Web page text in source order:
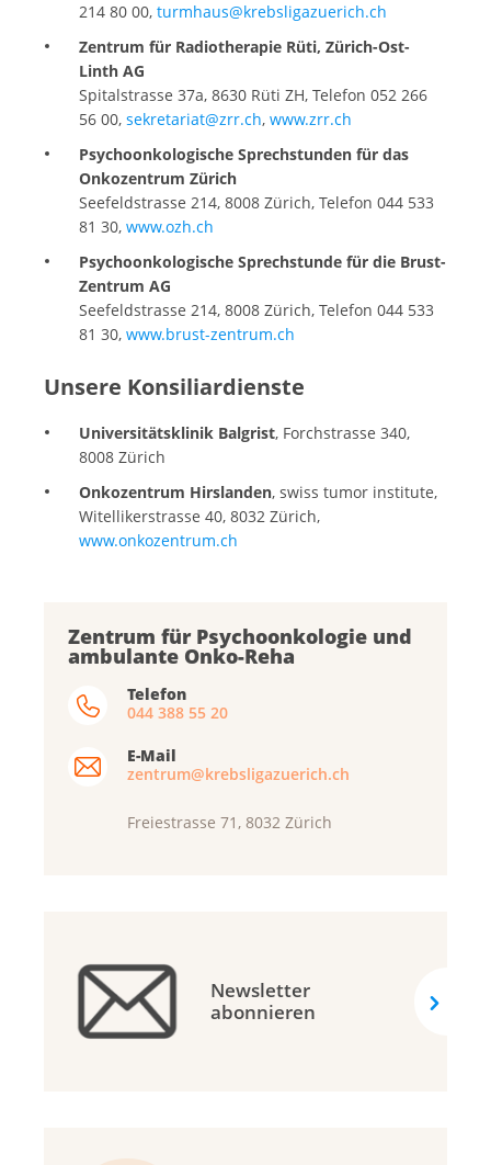
214 80 00, turmhaus@krebsligazuerich.ch
Zentrum für Radiotherapie Rüti, Zürich-Ost-
Linth AG
Spitalstrasse 37a, 8630 Rüti ZH, Telefon 052 266
56 00, sekretariat@zrr.ch, www.zrr.ch
Psychoonkologische Sprechstunden für das
Onkozentrum Zürich
Seefeldstrasse 214, 8008 Zürich, Telefon 044 533
81 30, www.ozh.ch
Psychoonkologische Sprechstunde für die Brust-
Zentrum AG
Seefeldstrasse 214, 8008 Zürich, Telefon 044 533
81 30, www.brust-zentrum.ch
Unsere Konsiliardienste
Universitätsklinik Balgrist, Forchstrasse 340,
8008 Zürich
Onkozentrum Hirslanden, swiss tumor institute,
Witellikerstrasse 40, 8032 Zürich,
www.onkozentrum.ch
Zentrum für Psychoonkologie und
ambulante Onko-Reha
Telefon
044 388 55 20
E-Mail
zentrum@krebsligazuerich.ch
Freiestrasse 71, 8032 Zürich
Newsletter
abonnieren